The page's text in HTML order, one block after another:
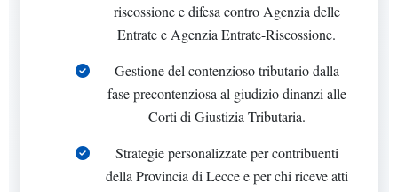
riscossione e difesa contro Agenzia delle
Entrate e Agenzia Entrate-Riscossione.
Gestione del contenzioso tributario dalla
fase precontenziosa al giudizio dinanzi alle
Corti di Giustizia Tributaria.
Strategie personalizzate per contribuenti
della Provincia di Lecce e per chi riceve atti